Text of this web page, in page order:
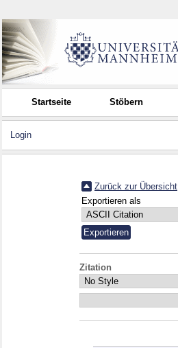
Startseite Stöbern
Login
Zurück zur Übersicht
Exportieren als
Zitation